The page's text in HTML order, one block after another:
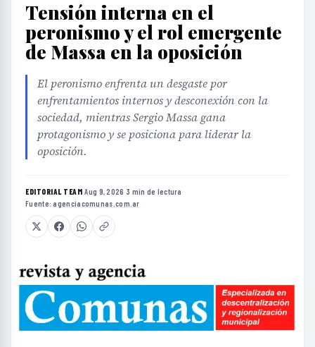
Tensión interna en el
peronismo y el rol emergente
de Massa en la oposición
El peronismo enfrenta un desgaste por
enfrentamientos internos y desconexión con la
sociedad, mientras Sergio Massa gana
protagonismo y se posiciona para liderar la
oposición.
EDITORIAL TEAM·Aug 9, 2026 ·3 min de lectura ·
Fuente:agenciacomunas.com.ar